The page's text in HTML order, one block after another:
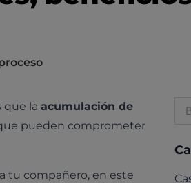
que la acumulación de
pueden comprometer
tu compañero, en este
por: